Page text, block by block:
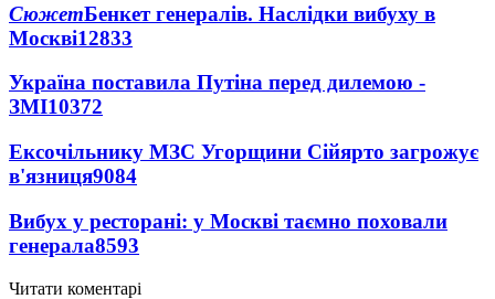
СюжетБенкет генералів. Наслідки вибуху в
Москві12833
Україна поставила Путіна перед дилемою -
ЗМІ10372
Ексочільнику МЗС Угорщини Сійярто загрожує
в'язниця9084
Вибух у ресторані: у Москві таємно поховали
генерала8593
Читати коментарі